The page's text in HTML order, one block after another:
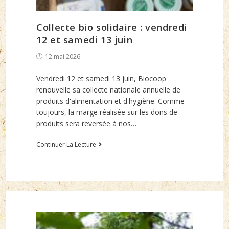
Collecte bio solidaire : vendredi
12 et samedi 13 juin
Post12 mai 2026
Vendredi 12 et samedi 13 juin, Biocoop
renouvelle sa collecte nationale annuelle de
produits d'alimentation et d'hygiène. Comme
toujours, la marge réalisée sur les dons de
produits sera reversée à nos…
Continuer La Lecture
Collecte
:
vendredi
et